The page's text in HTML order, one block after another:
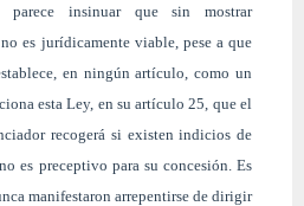
insinuar que sin mostrar
es jurídicamente viable, pese a que
en ningún artículo, como un
esta Ley, en su artículo 25, que el
recogerá si existen indicios de
es preceptivo para su concesión. Es
manifestaron arrepentirse de dirigir